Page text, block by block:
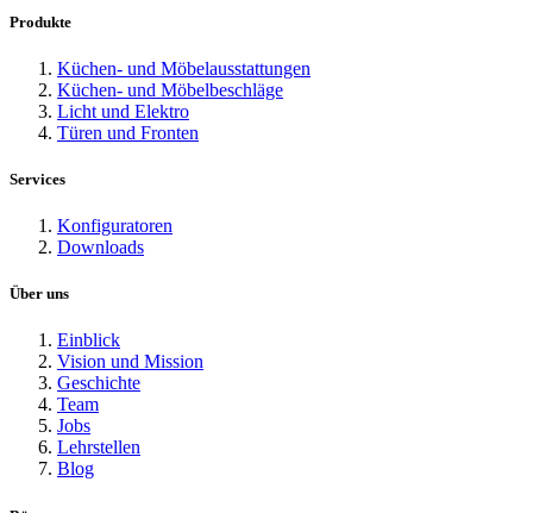
Produkte
Küchen- und Möbelausstattungen
Küchen- und Möbelbeschläge
Licht und Elektro
Türen und Fronten
Services
Konfiguratoren
Downloads
Über uns
Einblick
Vision und Mission
Geschichte
Team
Jobs
Lehrstellen
Blog